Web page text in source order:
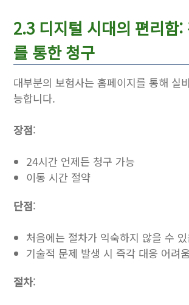
2.3 디지털 시대의 편리함:
를 통한 청구
대부분의 보험사는 홈페이지를 통해 실
능합니다.
장점:
24시간 언제든 청구 가능
이동 시간 절약
단점:
처음에는 절차가 익숙하지 않을 수
기술적 문제 발생 시 즉각 대응 어려
절차: